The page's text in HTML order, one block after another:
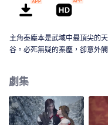
主角秦塵本是武域中最頂尖的
谷。必死無疑的秦塵，卻意外
寫往日的強者神話，也為了守
五國的大任，再度踏上武道之
劇集